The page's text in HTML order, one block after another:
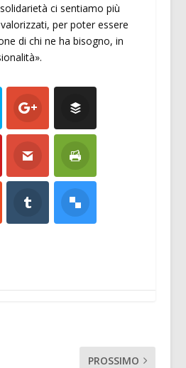
ci sentiamo più
per poter essere
di chi ne ha bisogno, in
PROSSIMO